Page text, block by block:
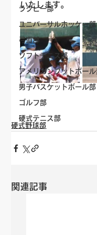
ラグビー部
ユニバーサルホッケー部
弓道部
ソフトテニス部
アメリカンフットボール
男子バスケットボール部
ゴルフ部
硬式テニス部
いたします。
硬式野球部
関連記事